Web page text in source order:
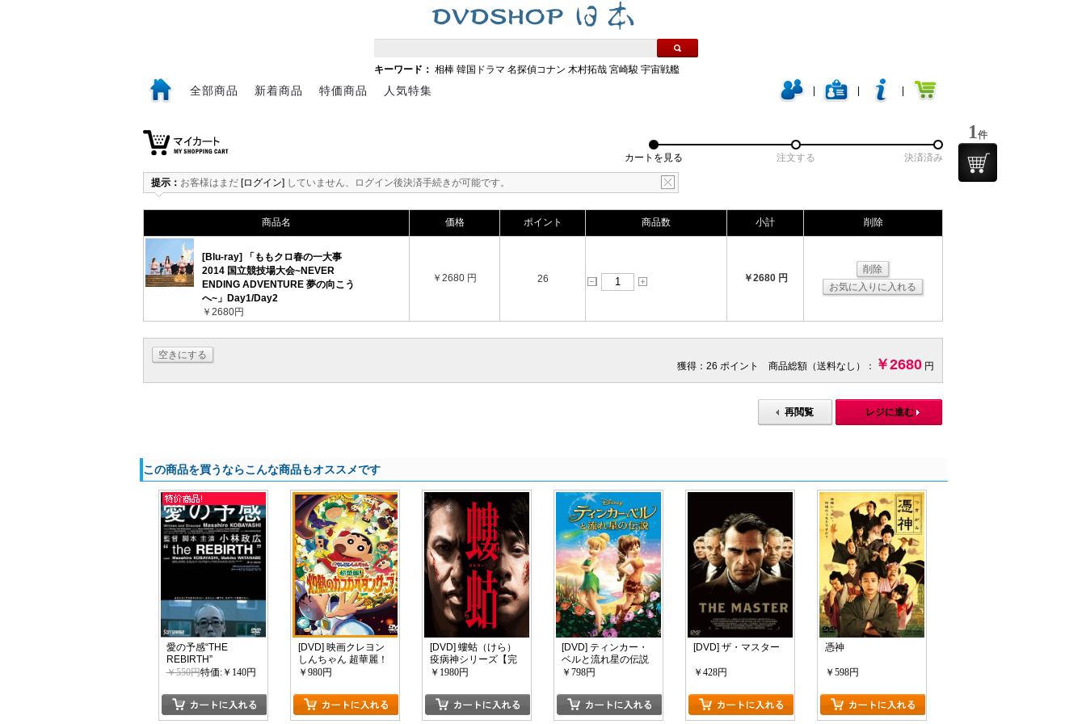
キーワード： 相棒 韓国ドラマ 名探偵コナン 木村拓哉 宮崎駿 宇宙戦艦
全部商品 新着商品 特価商品 人気特集
カートを見る 注文する 決済済み
提示： お客様はまだ [ログイン] していません、ログイン後決済手続きが可能です。
商品名 価格 ポイント 商品数 小計 削除
[Blu-ray] 「ももクロ春の一大事
2014 国立競技場大会~NEVER
ENDING ADVENTURE 夢の向こう
へ~」Day1/Day2
￥2680円
￥2680 円 26 ￥2680 円
削除
お気に入りに入れる
空きにする
獲得：26 ポイント 商品総額（送料なし）：
￥2680 円
再閲覧 レジに進む
この商品を買うならこんな商品もオススメです
愛の予感“THE
REBIRTH”
￥550円特価:￥140円
[DVD] 映画クレヨン
しんちゃん 超華麗！
灼熱のカスカベダン
￥980円
[DVD] 螻蛄（けら）
疫病神シリーズ【完
全版】(初回生産限定
￥1980円
[DVD] ティンカー・
ベルと流れ星の伝説
￥798円
[DVD] ザ・マスター
￥428円
憑神
￥598円
1 件
1